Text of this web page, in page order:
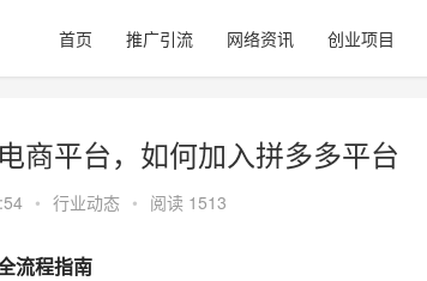
首页 推广引流 网络资讯 创业项目
商平台，如何加入拼多多平台
• 行业动态 • 阅读 1513
流程指南